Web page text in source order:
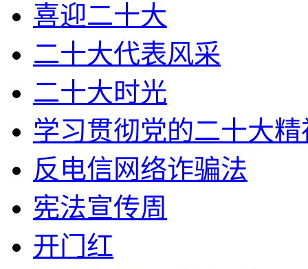
喜迎二十大
二十大代表风采
二十大时光
学习贯彻党的二十大精
反电信网络诈骗法
宪法宣传周
开门红